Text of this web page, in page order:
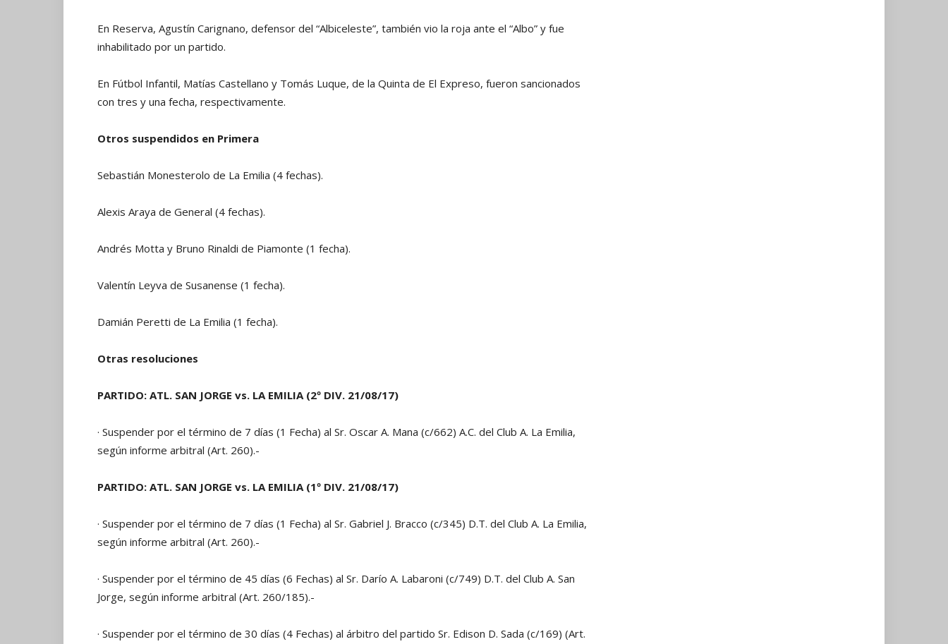
En Reserva, Agustín Carignano, defensor del “Albiceleste”, también vio la roja ante el “Albo” y fue
inhabilitado por un partido.
En Fútbol Infantil, Matías Castellano y Tomás Luque, de la Quinta de El Expreso, fueron sancionados
con tres y una fecha, respectivamente.
Otros suspendidos en Primera
Sebastián Monesterolo de La Emilia (4 fechas).
Alexis Araya de General (4 fechas).
Andrés Motta y Bruno Rinaldi de Piamonte (1 fecha).
Valentín Leyva de Susanense (1 fecha).
Damián Peretti de La Emilia (1 fecha).
Otras resoluciones
PARTIDO: ATL. SAN JORGE vs. LA EMILIA (2º DIV. 21/08/17)
· Suspender por el término de 7 días (1 Fecha) al Sr. Oscar A. Mana (c/662) A.C. del Club A. La Emilia,
según informe arbitral (Art. 260).-
PARTIDO: ATL. SAN JORGE vs. LA EMILIA (1º DIV. 21/08/17)
· Suspender por el término de 7 días (1 Fecha) al Sr. Gabriel J. Bracco (c/345) D.T. del Club A. La Emilia,
según informe arbitral (Art. 260).-
· Suspender por el término de 45 días (6 Fechas) al Sr. Darío A. Labaroni (c/749) D.T. del Club A. San
Jorge, según informe arbitral (Art. 260/185).-
· Suspender por el término de 30 días (4 Fechas) al árbitro del partido Sr. Edison D. Sada (c/169) (Art.